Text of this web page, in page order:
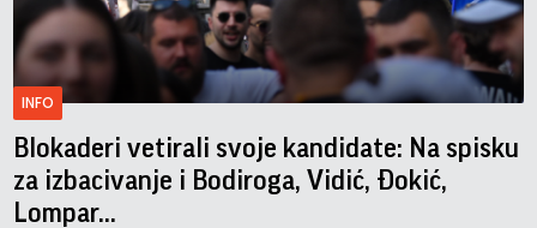
INFO
Blokaderi vetirali svoje kandidate: Na spisku
za izbacivanje i Bodiroga, Vidić, Đokić,
Lompar...